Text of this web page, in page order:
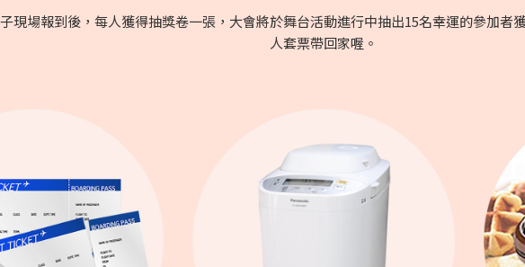
現場報到後，每人獲得抽獎卷一張，大會將於舞台活動進行中抽出15名幸運的參加
人套票帶回家喔。